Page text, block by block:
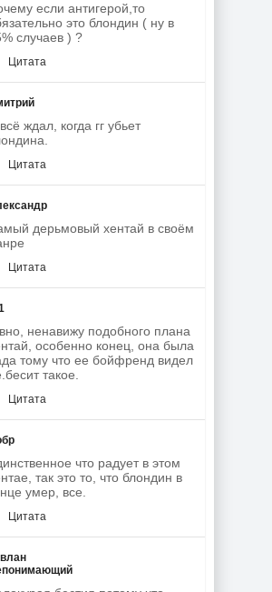
если антигерой,то
это блондин ( ну в
случаев ) ?
Цитата
ждал, когда гг убьет
Цитата
дерьмовый хентай в своём
Цитата
ненавижу подобного плана
особенно конец, она была
тому что ее бойфренд видел
такое.
Цитата
что радует в этом
так это то, что блондин в
умер, все.
Цитата